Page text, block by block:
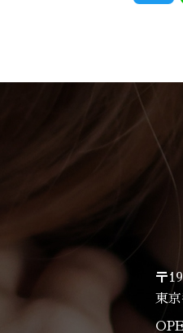
〒
東